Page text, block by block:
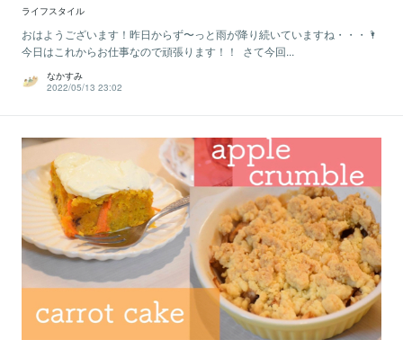
ライフスタイル
おはようございます！昨日からず〜っと雨が降り続いていますね・・・🌂
今日はこれからお仕事なので頑張ります！！ さて今回...
なかすみ
2022/05/13 23:02